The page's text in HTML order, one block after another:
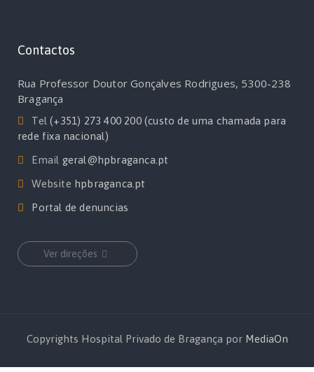
Contactos
Rua Professor Doutor Gonçalves Rodrigues, 5300-238
Bragança
Tel(+351) 273 400 200 (custo de uma chamada para
rede fixa nacional)
Email geral@hpbraganca.pt
Website hpbraganca.pt
Portal de denuncias
Ver direções
Copyrights Hospital Privado de Bragança por MediaOn